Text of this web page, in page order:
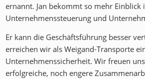
ernannt. Jan bekommt so mehr Einblick
Unternehmenssteuerung und
Er kann die Geschäftsführung besser
erreichen wir als Weigand-Transporte
Unternehmenssicherheit. Wir freuen
erfolgreiche, noch engere